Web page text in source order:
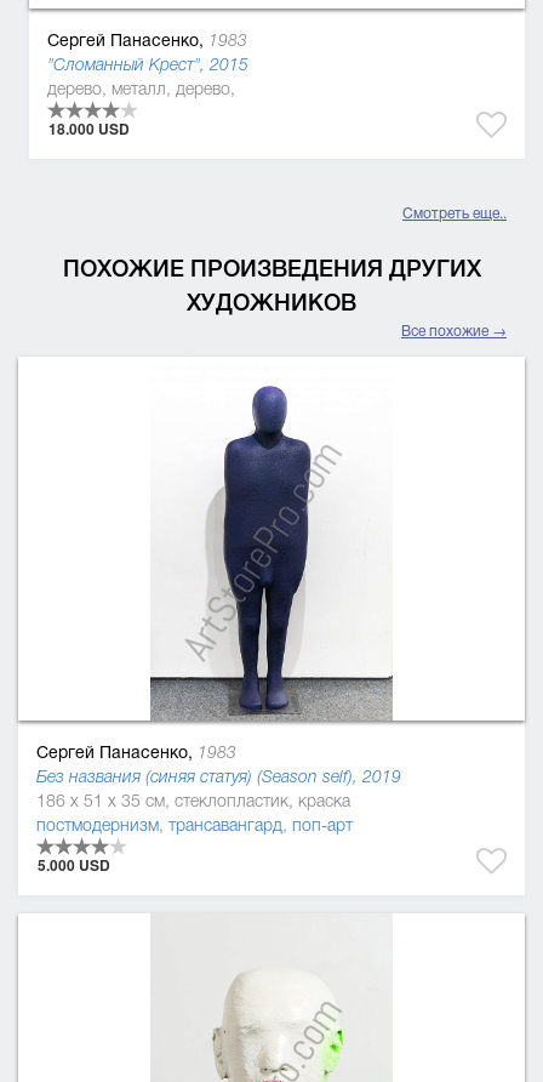
Сергей Панасенко, 1983
"Сломанный Крест", 2015
дерево, металл, дерево,
18.000 USD
Смотреть еще..
ПОХОЖИЕ ПРОИЗВЕДЕНИЯ ДРУГИХ
ХУДОЖНИКОВ
Все похожие →
Сергей Панасенко, 1983
Без названия (синяя статуя) (Season self), 2019
186 x 51 x 35 см, стеклопластик, краска
постмодернизм, трансавангард, поп-арт
5.000 USD